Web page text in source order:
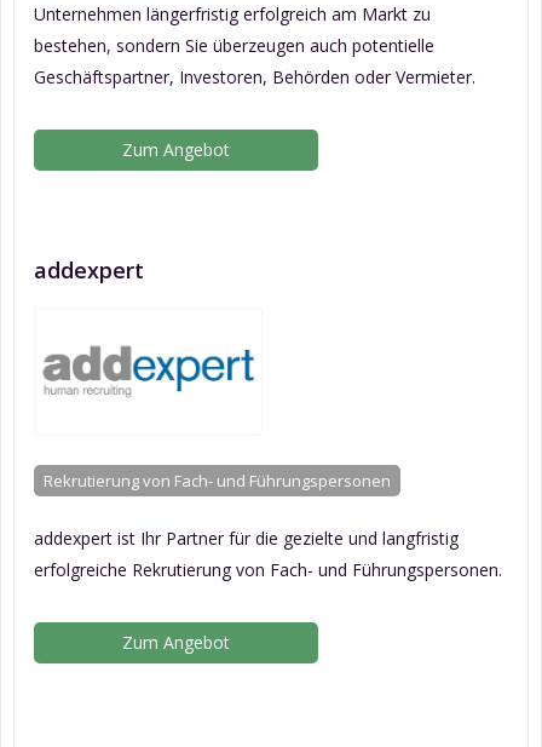
Unternehmen längerfristig erfolgreich am Markt zu
bestehen, sondern Sie überzeugen auch potentielle
Geschäftspartner, Investoren, Behörden oder Vermieter.
Zum Angebot
addexpert
Rekrutierung von Fach- und Führungspersonen
addexpert ist Ihr Partner für die gezielte und langfristig
erfolgreiche Rekrutierung von Fach- und Führungspersonen.
Zum Angebot